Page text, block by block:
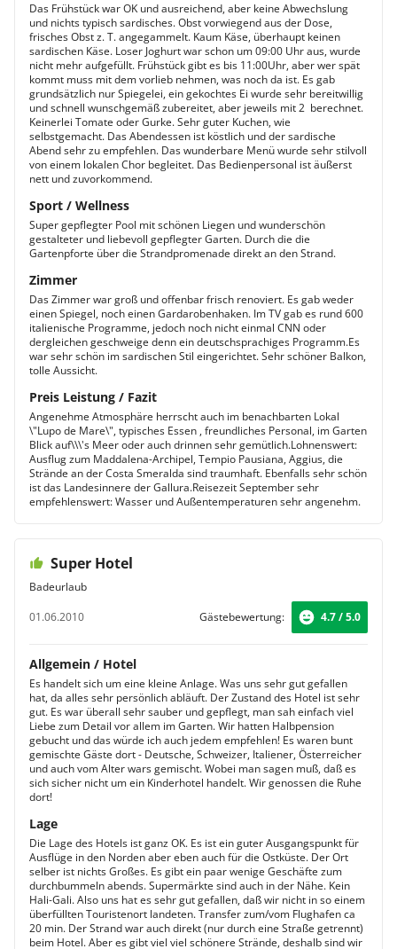
Das Frühstück war OK und ausreichend, aber keine Abwechslung
und nichts typisch sardisches. Obst vorwiegend aus der Dose,
frisches Obst z. T. angegammelt. Kaum Käse, überhaupt keinen
sardischen Käse. Loser Joghurt war schon um 09:00 Uhr aus, wurde
nicht mehr aufgefüllt. Frühstück gibt es bis 11:00Uhr, aber wer spät
kommt muss mit dem vorlieb nehmen, was noch da ist. Es gab
grundsätzlich nur Spiegelei, ein gekochtes Ei wurde sehr bereitwillig
und schnell wunschgemäß zubereitet, aber jeweils mit 2  berechnet.
Keinerlei Tomate oder Gurke. Sehr guter Kuchen, wie
selbstgemacht. Das Abendessen ist köstlich und der sardische
Abend sehr zu empfehlen. Das wunderbare Menü wurde sehr stilvoll
von einem lokalen Chor begleitet. Das Bedienpersonal ist äußerst
nett und zuvorkommend.
Sport / Wellness
Super gepflegter Pool mit schönen Liegen und wunderschön
gestalteter und liebevoll gepflegter Garten. Durch die die
Gartenpforte über die Strandpromenade direkt an den Strand.
Zimmer
Das Zimmer war groß und offenbar frisch renoviert. Es gab weder
einen Spiegel, noch einen Gardarobenhaken. Im TV gab es rund 600
italienische Programme, jedoch noch nicht einmal CNN oder
dergleichen geschweige denn ein deutschsprachiges Programm.Es
war sehr schön im sardischen Stil eingerichtet. Sehr schöner Balkon,
tolle Aussicht.
Preis Leistung / Fazit
Angenehme Atmosphäre herrscht auch im benachbarten Lokal
\"Lupo de Mare\", typisches Essen , freundliches Personal, im Garten
Blick auf\\\'s Meer oder auch drinnen sehr gemütlich.Lohnenswert:
Ausflug zum Maddalena-Archipel, Tempio Pausiana, Aggius, die
Strände an der Costa Smeralda sind traumhaft. Ebenfalls sehr schön
ist das Landesinnere der Gallura.Reisezeit September sehr
empfehlenswert: Wasser und Außentemperaturen sehr angenehm.
Super Hotel
Badeurlaub
01.06.2010
Gästebewertung: 4.7 / 5.0
Allgemein / Hotel
Es handelt sich um eine kleine Anlage. Was uns sehr gut gefallen
hat, da alles sehr persönlich abläuft. Der Zustand des Hotel ist sehr
gut. Es war überall sehr sauber und gepflegt, man sah einfach viel
Liebe zum Detail vor allem im Garten. Wir hatten Halbpension
gebucht und das würde ich auch jedem empfehlen! Es waren bunt
gemischte Gäste dort - Deutsche, Schweizer, Italiener, Österreicher
und auch vom Alter wars gemischt. Wobei man sagen muß, daß es
sich sicher nicht um ein Kinderhotel handelt. Wir genossen die Ruhe
dort!
Lage
Die Lage des Hotels ist ganz OK. Es ist ein guter Ausgangspunkt für
Ausflüge in den Norden aber eben auch für die Ostküste. Der Ort
selber ist nichts Großes. Es gibt ein paar wenige Geschäfte zum
durchbummeln abends. Supermärkte sind auch in der Nähe. Kein
Hali-Gali. Also uns hat es sehr gut gefallen, daß wir nicht in so einem
überfüllten Touristenort landeten. Transfer zum/vom Flughafen ca
20 min. Der Strand war auch direkt (nur durch eine Straße getrennt)
beim Hotel. Aber es gibt viel viel schönere Strände, deshalb sind wir